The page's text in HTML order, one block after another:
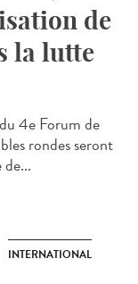
de
la lutte
4e Forum de
rondes seront
INTERNATIONAL